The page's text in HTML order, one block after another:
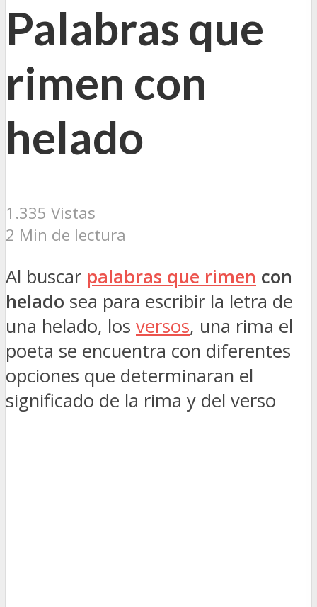
Palabras que
rimen con
helado
1.335 Vistas
2 Min de lectura
Al buscar palabras que rimen con
helado sea para escribir la letra de
una helado, los versos, una rima el
poeta se encuentra con diferentes
opciones que determinaran el
significado de la rima y del verso